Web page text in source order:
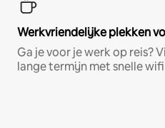
Werkvriendelijke plekken
Ga je voor je werk op reis?
lange termijn met snelle